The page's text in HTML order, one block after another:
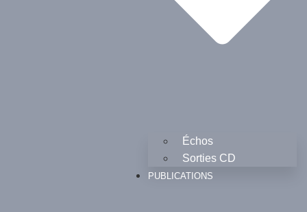
Échos
Sorties CD
PUBLICATIONS